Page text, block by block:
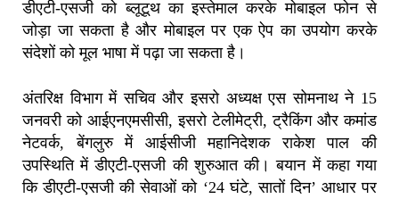
डीएटी-एसजी को ब्लूटूथ का इस्तेमाल करके मोबाइल फोन से
जोड़ा जा सकता है और मोबाइल पर एक ऐप का उपयोग करके
संदेशों को मूल भाषा में पढ़ा जा सकता है।
अंतरिक्ष विभाग में सचिव और इसरो अध्यक्ष एस सोमनाथ ने 15
जनवरी को आईएनएमसीसी, इसरो टेलीमेट्री, ट्रैकिंग और कमांड
नेटवर्क, बेंगलुरु में आईसीजी महानिदेशक राकेश पाल की
उपस्थिति में डीएटी-एसजी की शुरुआत की। बयान में कहा गया
कि डीएटी-एसजी की सेवाओं को ‘24 घंटे, सातों दिन’ आधार पर